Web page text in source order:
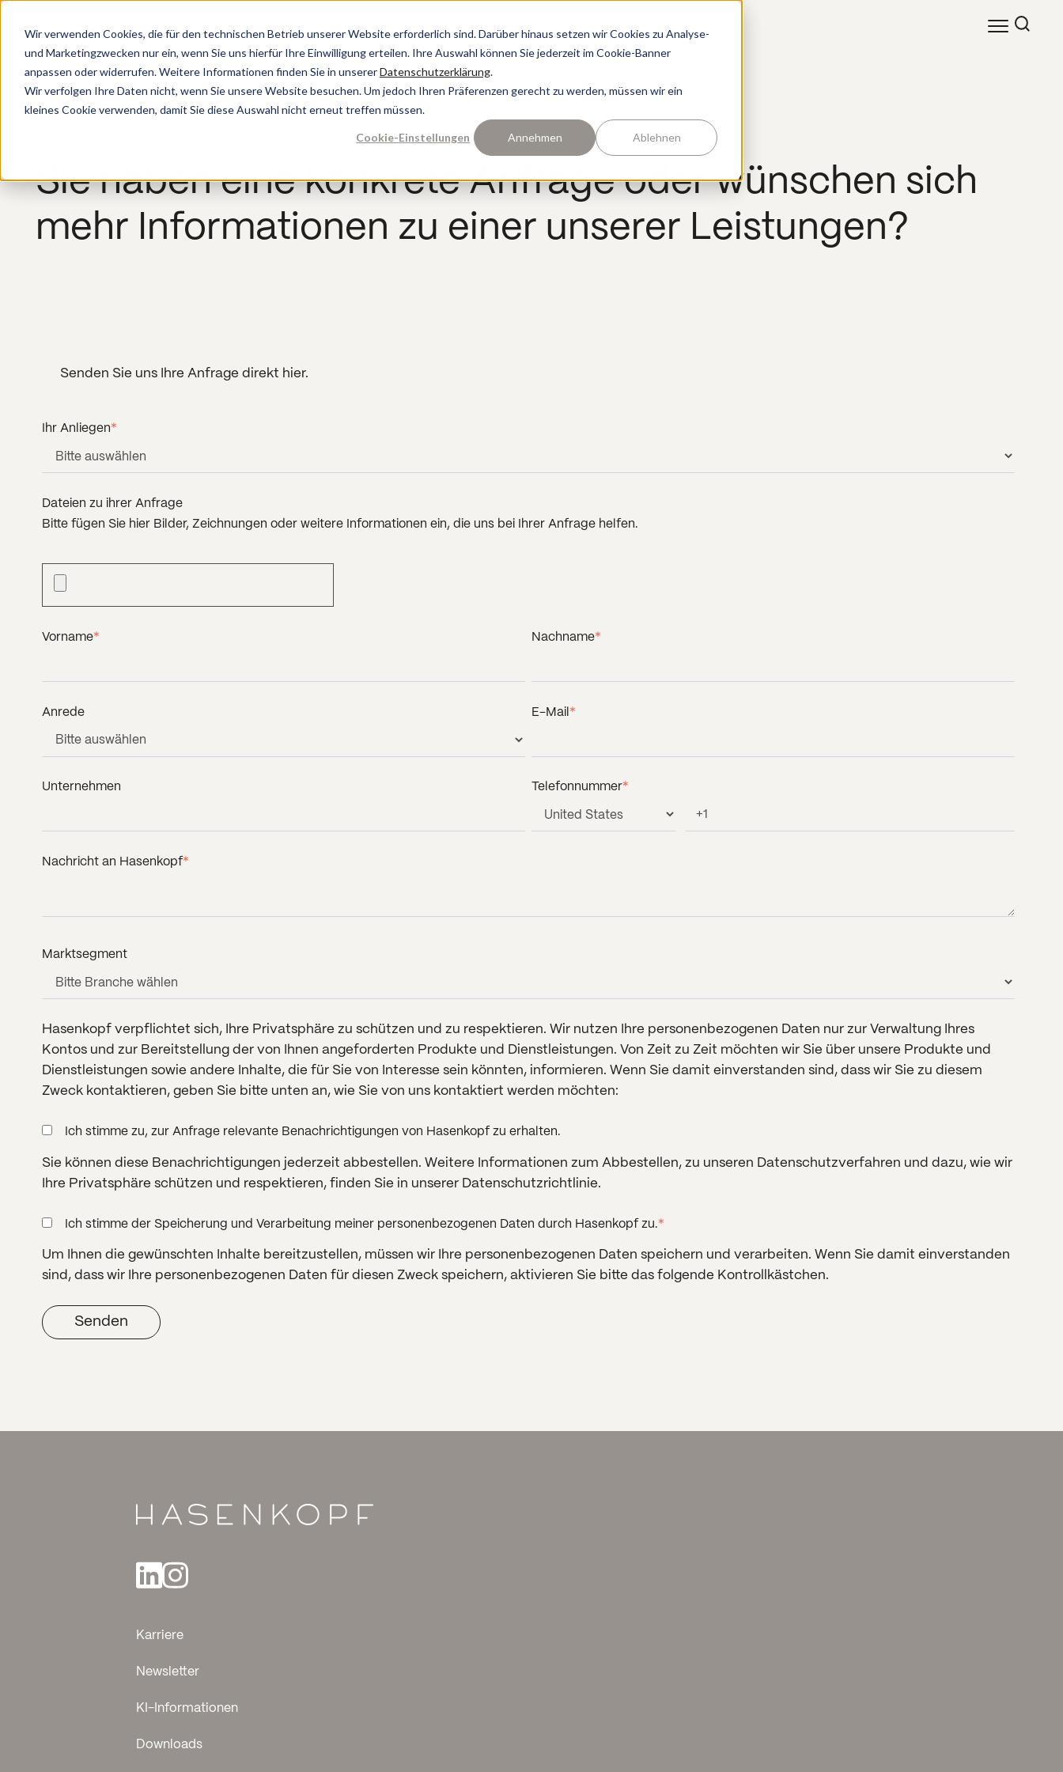
Wir verwenden Cookies, die für den technischen Betrieb unserer Website erforderlich sind. Darüber hinaus setzen wir Cookies zu Analyse-
und Marketingzwecken nur ein, wenn Sie uns hierfür Ihre Einwilligung erteilen. Ihre Auswahl können Sie jederzeit im Cookie-Banner
anpassen oder widerrufen. Weitere Informationen finden Sie in unsererDatenschutzerklärung.
Wir verfolgen Ihre Daten nicht, wenn Sie unsere Website besuchen. Um jedoch Ihren Präferenzen gerecht zu werden, müssen wir ein
kleines Cookie verwenden, damit Sie diese Auswahl nicht erneut treffen müssen.
Cookie-Einstellungen Annehmen Ablehnen
Sie haben eine konkrete Anfrage oder wünschen sich
mehr Informationen zu einer unserer Leistungen?
Senden Sie uns Ihre Anfrage direkt hier.
Ihr Anliegen*
Dateien zu ihrer Anfrage
Bitte fügen Sie hier Bilder, Zeichnungen oder weitere Informationen ein, die uns bei Ihrer Anfrage helfen.
Vorname* Nachname*
Anrede E-Mail *
Unternehmen Telefonnummer*
Nachricht an Hasenkopf*
Marktsegment
Hasenkopf verpflichtet sich, Ihre Privatsphäre zu schützen und zu respektieren. Wir nutzen Ihre personenbezogenen Daten nur zur Verwaltung Ihres
Kontos und zur Bereitstellung der von Ihnen angeforderten Produkte und Dienstleistungen. Von Zeit zu Zeit möchten wir Sie über unsere Produkte und
Dienstleistungen sowie andere Inhalte, die für Sie von Interesse sein könnten, informieren. Wenn Sie damit einverstanden sind, dass wir Sie zu diesem
Zweck kontaktieren, geben Sie bitte unten an, wie Sie von uns kontaktiert werden möchten:
Ich stimme zu, zur Anfrage relevante Benachrichtigungen von Hasenkopf zu erhalten.
Sie können diese Benachrichtigungen jederzeit abbestellen. Weitere Informationen zum Abbestellen, zu unseren Datenschutzverfahren und dazu, wie wir
Ihre Privatsphäre schützen und respektieren, finden Sie in unserer Datenschutzrichtlinie.
Ich stimme der Speicherung und Verarbeitung meiner personenbezogenen Daten durch Hasenkopf zu.*
Um Ihnen die gewünschten Inhalte bereitzustellen, müssen wir Ihre personenbezogenen Daten speichern und verarbeiten. Wenn Sie damit einverstanden
sind, dass wir Ihre personenbezogenen Daten für diesen Zweck speichern, aktivieren Sie bitte das folgende Kontrollkästchen.
Karriere
Newsletter
KI-Informationen
Downloads